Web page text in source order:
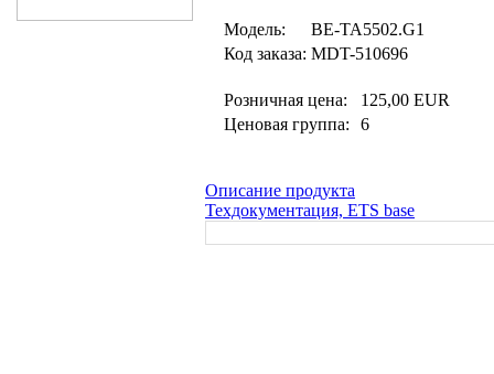
Модель:
BE-TA5502.G1
Код заказа: MDT-510696
Розничная цена:
125,00 EUR
Ценовая группа:
6
Описание продукта
Техдокументация, ETS base